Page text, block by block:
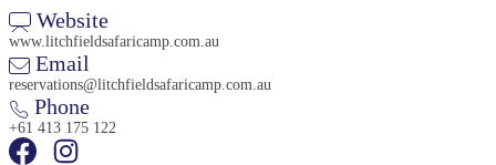
尋:
Sign
Website
www.litchfieldsafaricamp.com.au
Email
reservations@litchfieldsafaricamp.com.au
Phone
+61 413 175 122